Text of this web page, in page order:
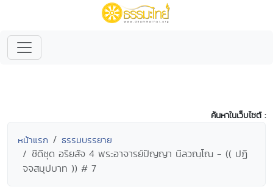
ค้นหาในเว็บไซต์ :
หน้าแรก ธรรมบรรยาย
ซีดีชุด อริยสัจ 4 พระอาจารย์ปัญญา นีลวณฺโณ - (( ปฏิ
จจสมุปบาท )) # 7